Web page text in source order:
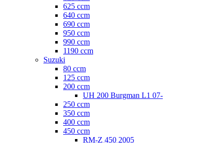
625 ccm
640 ccm
690 ccm
950 ccm
990 ccm
1190 ccm
Suzuki
80 ccm
125 ccm
200 ccm
UH 200 Burgman L1 07-
250 ccm
350 ccm
400 ccm
450 ccm
RM-Z 450 2005